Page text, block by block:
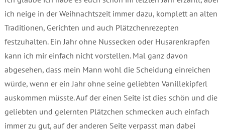
ich neige in der Weihnachtszeit immer dazu, komplett an alten
Traditionen, Gerichten und auch Plätzchenrezepten
festzuhalten. Ein Jahr ohne Nussecken oder Husarenkrapfen
kann ich mir einfach nicht vorstellen. Mal ganz davon
abgesehen, dass mein Mann wohl die Scheidung einreichen
würde, wenn er ein Jahr ohne seine geliebten Vanillekipferl
auskommen müsste. Auf der einen Seite ist dies schön und die
geliebten und gelernten Plätzchen schmecken auch einfach
immer zu gut, auf der anderen Seite verpasst man dabei